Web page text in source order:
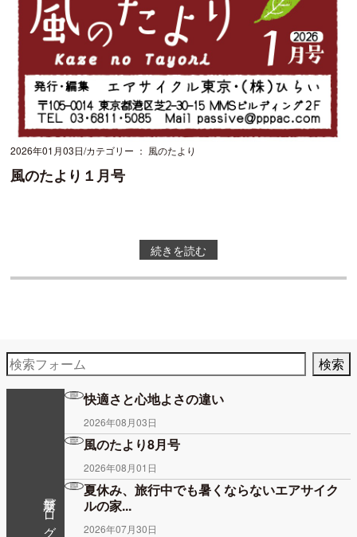
2026年01月03日カテゴリー ： 風のたより
風のたより１月号
続きを読む
最新ブログ
快適さと心地よさの違い
2026年08月03日
風のたより8月号
2026年08月01日
夏休み、旅行中でも暑くならないエアサイク
ルの家...
2026年07月30日